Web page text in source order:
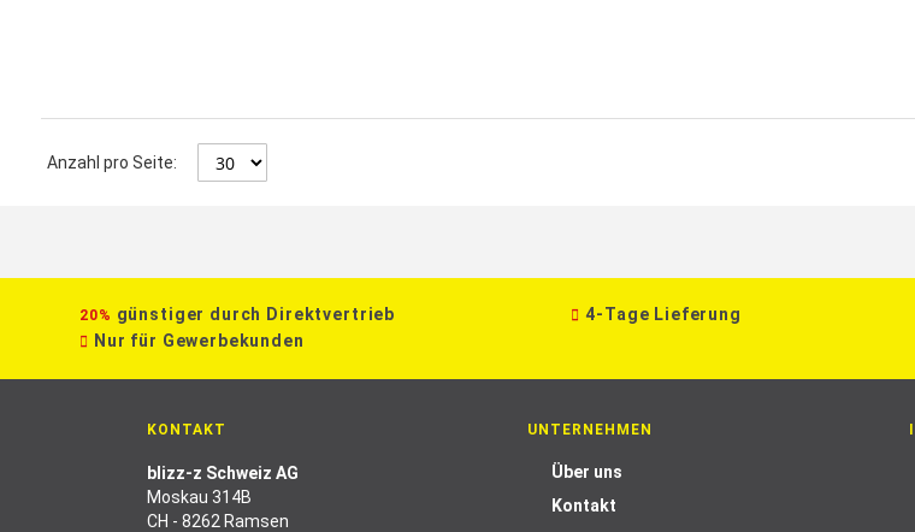
Anzahl pro Seite:
20% günstiger durch Direktvertrieb 4-Tage Lieferung
Nur für Gewerbekunden
KONTAKT
blizz-z Schweiz AG
Moskau 314B
CH - 8262 Ramsen
UNTERNEHMEN
Über uns
Kontakt